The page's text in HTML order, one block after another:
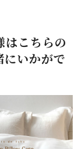
こちらの
いかがで